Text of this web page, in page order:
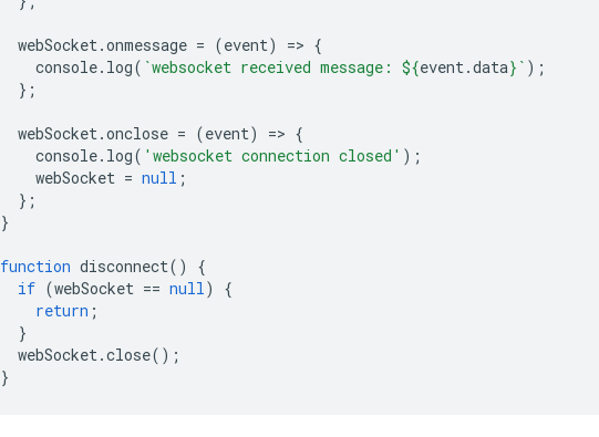
webSocket.onmessage = (event) => {
console. log( `websocket received message: ${event.data} ` );
};
webSocket.onclose = (event) => {
console. log( 'websocket connection closed' );
webSocket = null ;
};
}
function disconnect()
{
if (webSocket == null)
{
return ;
}
webSocket.close();
}